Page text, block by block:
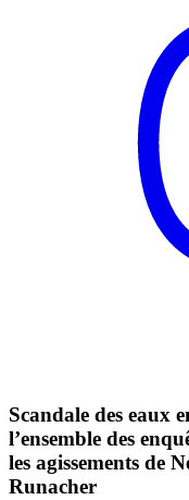
Scandale des eaux
l’ensemble des
les agissements de
Runacher